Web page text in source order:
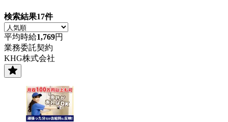
検索結果17件
平均時給1,769円
業務委託契約
KHG株式会社